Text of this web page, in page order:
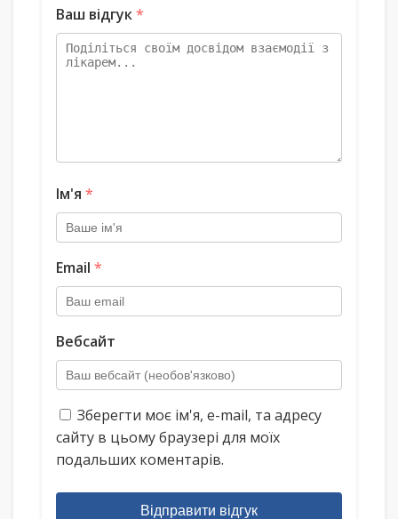
Ваш відгук*
Ім'я *
Email *
Вебсайт
Зберегти моє ім'я, e-mail, та адресу
сайту в цьому браузері для моїх
подальших коментарів.
Відправити відгук